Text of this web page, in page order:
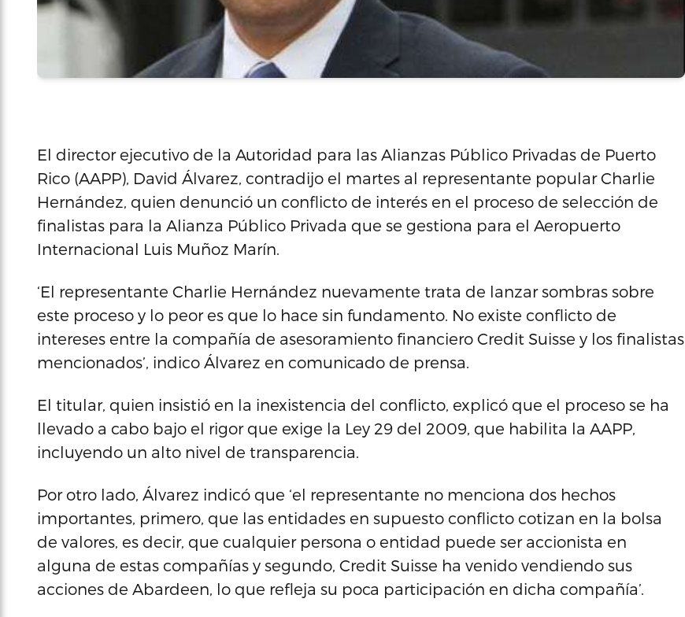
El director ejecutivo de la Autoridad para las Alianzas Público Privadas de Puerto
Rico (AAPP), David Álvarez, contradijo el martes al representante popular Charlie
Hernández, quien denunció un conflicto de interés en el proceso de selección de
finalistas para la Alianza Público Privada que se gestiona para el Aeropuerto
Internacional Luis Muñoz Marín.
‘El representante Charlie Hernández nuevamente trata de lanzar sombras sobre
este proceso y lo peor es que lo hace sin fundamento. No existe conflicto de
intereses entre la compañía de asesoramiento financiero Credit Suisse y los finalistas
mencionados’, indico Álvarez en comunicado de prensa.
El titular, quien insistió en la inexistencia del conflicto, explicó que el proceso se ha
llevado a cabo bajo el rigor que exige la Ley 29 del 2009, que habilita la AAPP,
incluyendo un alto nivel de transparencia.
Por otro lado, Álvarez indicó que ‘el representante no menciona dos hechos
importantes, primero, que las entidades en supuesto conflicto cotizan en la bolsa
de valores, es decir, que cualquier persona o entidad puede ser accionista en
alguna de estas compañías y segundo, Credit Suisse ha venido vendiendo sus
acciones de Abardeen, lo que refleja su poca participación en dicha compañía’.